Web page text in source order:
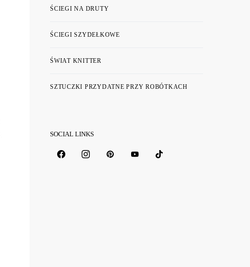
ŚCIEGI NA DRUTY
ŚCIEGI SZYDEŁKOWE
ŚWIAT KNITTER
SZTUCZKI PRZYDATNE PRZY ROBÓTKACH
SOCIAL LINKS